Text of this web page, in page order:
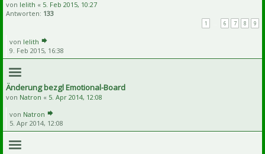
von lelith « 5. Feb 2015, 10:27
Antworten: 133
1 6 7 8 9
von lelith
9. Feb 2015, 16:38
Änderung bezgl Emotional-Board
von Natron « 5. Apr 2014, 12:08
von Natron
5. Apr 2014, 12:08